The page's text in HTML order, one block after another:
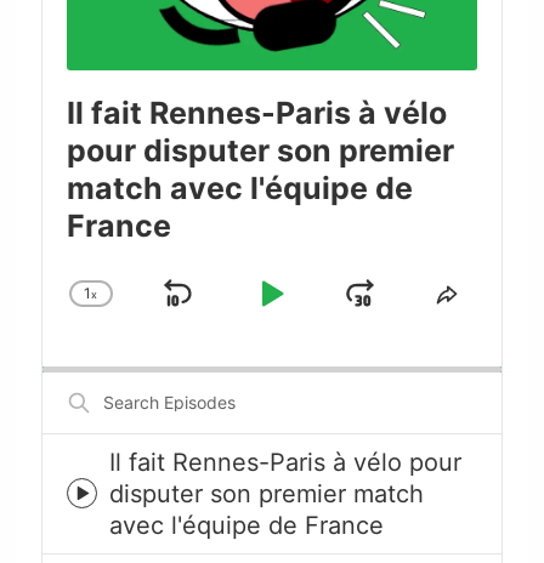
Il fait Rennes-Paris à vélo
pour disputer son premier
match avec l'équipe de
France
Change
1x
Skip
Play
JumpShare
Search
Episodes
Episode
play
icon
Il fait Rennes-Paris à vélo pour
disputer son premier match
avec l'équipe de France